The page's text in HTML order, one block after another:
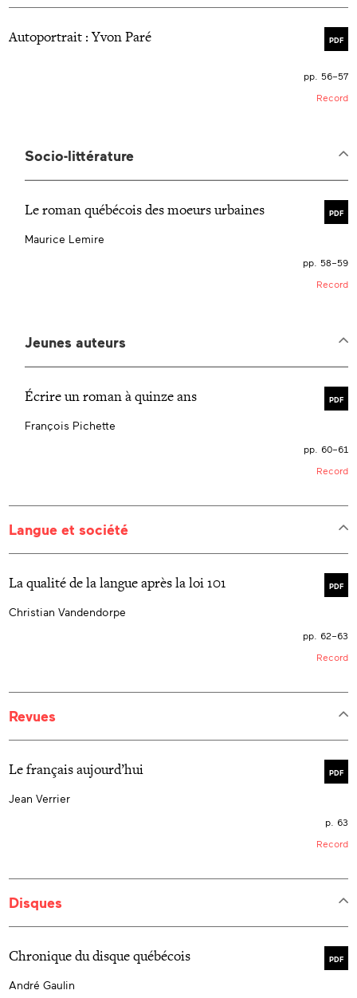
PDF
Autoportrait :Yvon Paré
pp. 56–57
Record
Socio-littérature
PDF
Le roman québécois des moeurs urbaines
Maurice Lemire
pp. 58–59
Record
Jeunes auteurs
PDF
Écrire un roman à quinze ans
François Pichette
pp. 60–61
Record
Langue et société
PDF
La qualité de la langue après la loi 101
Christian Vandendorpe
pp. 62–63
Record
Revues
PDF
Le français aujourd’hui
Jean Verrier
p. 63
Record
Disques
PDF
Chronique du disque québécois
André Gaulin